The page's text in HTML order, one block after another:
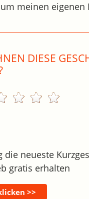
meinen eigenen
DIESE
die neueste
gratis erhalten